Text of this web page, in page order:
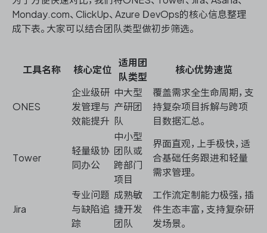
Monday.com、ClickUp、Azure DevOps的核心信息整理
成下表。大家可以结合团队类型做初步筛选。
工具名称 核心定位
适用团
队类型
核心优势速览
ONES
企业级研
发管理与
效能提升
中大型
产研团
队
覆盖需求全生命周期，支
持复杂项目拆解与跨项
目数据汇总。
Tower
轻量级协
同办公
中小型
团队或
跨部门
项目
界面直观，上手极快，适
合基础任务跟进和轻量
需求管理。
Jira
专业问题
与缺陷追
踪
成熟敏
捷开发
团队
工作流定制能力极强，插
件生态丰富，支持复杂研
发场景。